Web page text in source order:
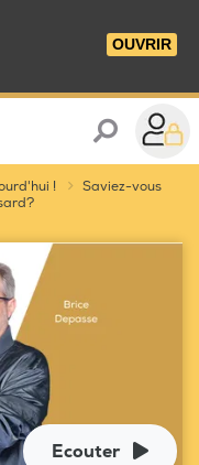
OUVRIR
!
Saviez-vous
Ecouter